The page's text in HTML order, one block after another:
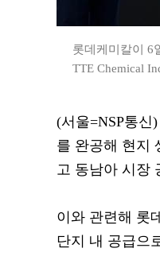
롯데케미칼이 6
TTE Chemical
(서울=NSP통신
를 완공해 현지
고 동남아 시장
이와 관련해 롯
단지 내 공급으